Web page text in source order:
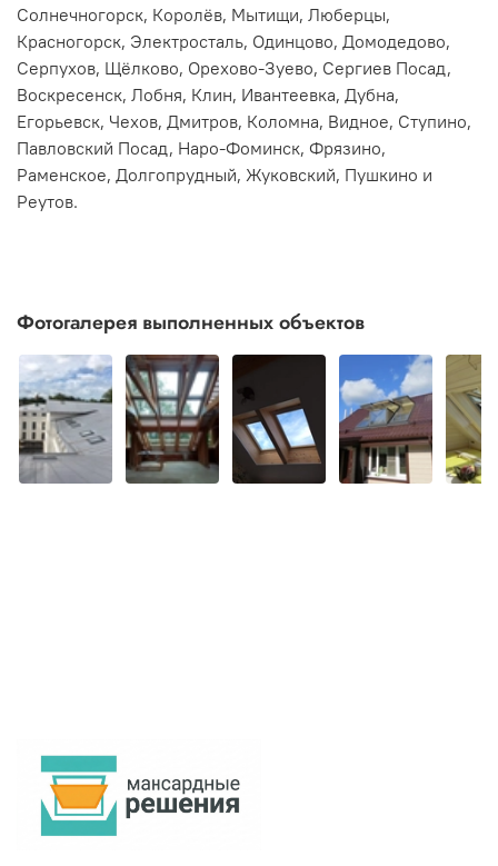
Солнечногорск, Королёв, Мытищи, Люберцы,
Красногорск, Электросталь, Одинцово, Домодедово,
Серпухов, Щёлково, Орехово-Зуево, Сергиев Посад,
Воскресенск, Лобня, Клин, Ивантеевка, Дубна,
Егорьевск, Чехов, Дмитров, Коломна, Видное, Ступино,
Павловский Посад, Наро-Фоминск, Фрязино,
Раменское, Долгопрудный, Жуковский, Пушкино и
Реутов.
Фотогалерея выполненных объектов